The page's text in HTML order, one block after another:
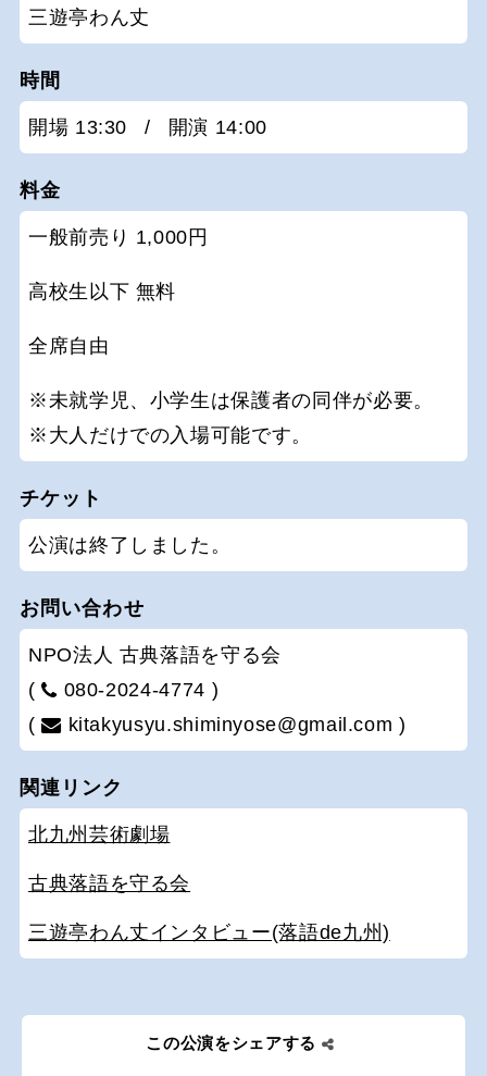
三遊亭わん丈
時間
開場 13:30 / 開演 14:00
料金
一般前売り 1,000円
高校生以下 無料
全席自由
※未就学児、小学生は保護者の同伴が必要。
※大人だけでの入場可能です。
チケット
公演は終了しました。
お問い合わせ
NPO法人 古典落語を守る会
(
080-2024-4774 )
(
kitakyusyu.shiminyose@gmail.com )
関連リンク
北九州芸術劇場
古典落語を守る会
三遊亭わん丈インタビュー(落語de九州)
この公演をシェアする